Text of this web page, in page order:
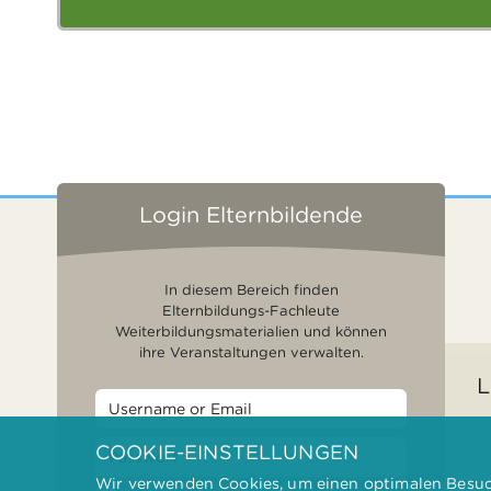
Login Elternbildende
In diesem Bereich finden
Elternbildungs-Fachleute
Weiterbildungsmaterialien und können
ihre Veranstaltungen verwalten.
COOKIE-EINSTELLUNGEN
Wir verwenden Cookies, um einen optimalen